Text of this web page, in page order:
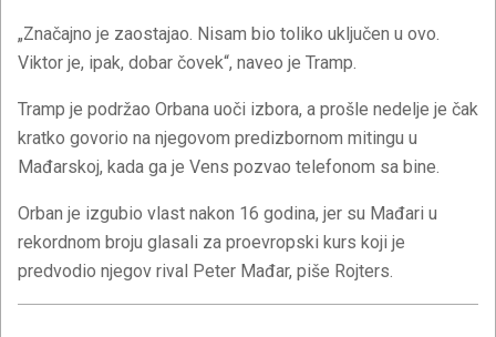
„Značajno je zaostajao. Nisam bio toliko uključen u ovo.
Viktor je, ipak, dobar čovek“, naveo je Tramp.
Tramp je podržao Orbana uoči izbora, a prošle nedelje je čak
kratko govorio na njegovom predizbornom mitingu u
Mađarskoj, kada ga je Vens pozvao telefonom sa bine.
Orban je izgubio vlast nakon 16 godina, jer su Mađari u
rekordnom broju glasali za proevropski kurs koji je
predvodio njegov rival Peter Mađar, piše Rojters.